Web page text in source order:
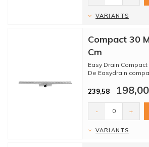
VARIANTS
Compact 30
Cm
Easy Drain Compact
De Easydrain
239,58 198,00
- +
VARIANTS